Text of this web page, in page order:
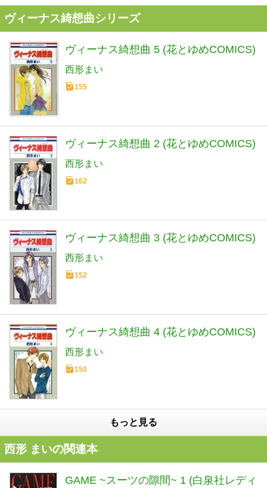
ヴィーナス綺想曲シリーズ
ヴィーナス綺想曲 5 (花とゆめCOMICS)
西形まい
155
ヴィーナス綺想曲 2 (花とゆめCOMICS)
西形まい
162
ヴィーナス綺想曲 3 (花とゆめCOMICS)
西形まい
152
ヴィーナス綺想曲 4 (花とゆめCOMICS)
西形まい
150
もっと見る
西形 まいの関連本
GAME ~スーツの隙間~ 1 (白泉社レディ